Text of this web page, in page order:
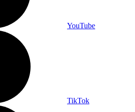
YouTube
TikTok